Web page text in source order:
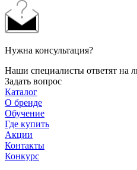
Нужна консультация?
Наши специалисты ответят на
Задать вопрос
Каталог
О бренде
Обучение
Где купить
Акции
Контакты
Конкурс